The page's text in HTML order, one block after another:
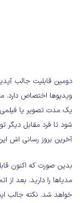
ویدیوها اختصاص دارد.
یک مدت تصویر یا
شود تا فرد مقابل دیگر
آخرین بروز رسانی اش
بدین صورت که اکنون
مدیاها را دارید. بعد از
خواهد شد. نکته جالب